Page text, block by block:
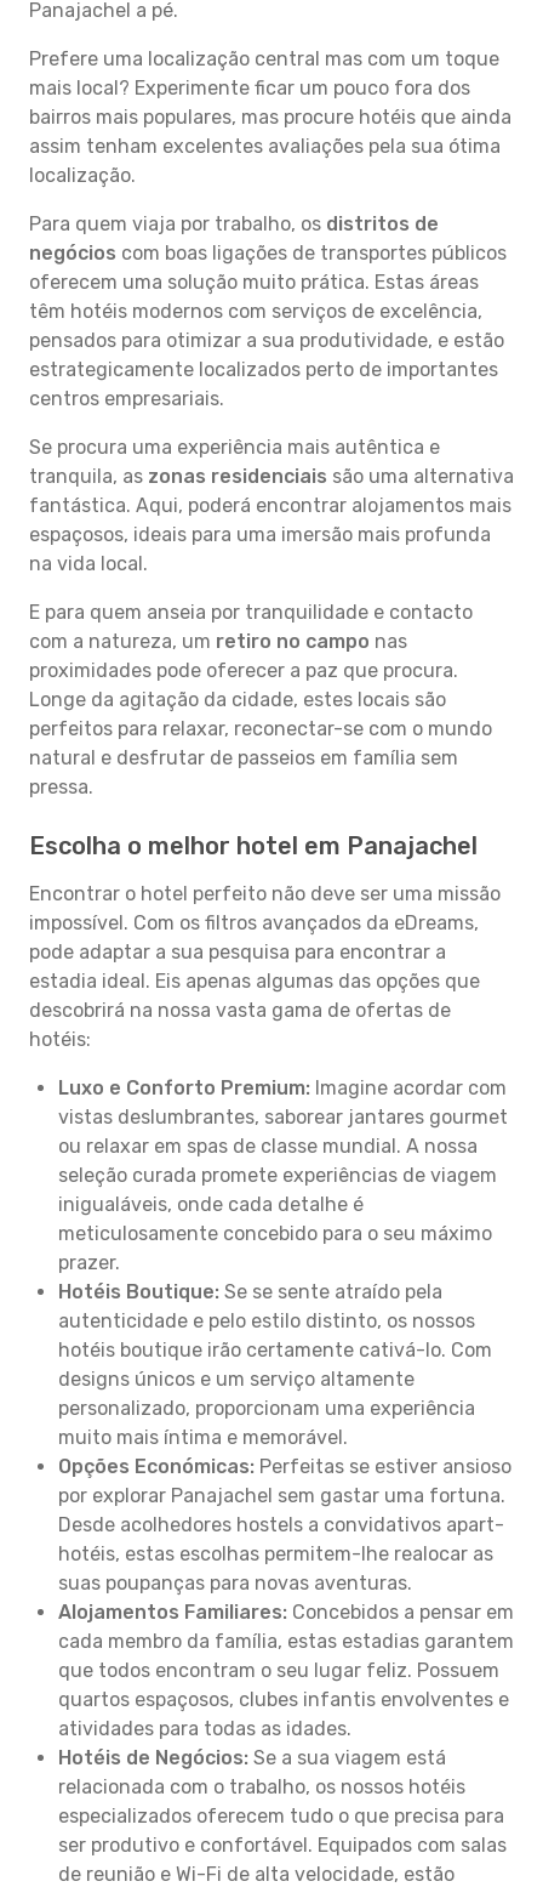
Panajachel a pé.
Prefere uma localização central mas com um toque
mais local? Experimente ficar um pouco fora dos
bairros mais populares, mas procure hotéis que ainda
assim tenham excelentes avaliações pela sua ótima
localização.
Para quem viaja por trabalho, os distritos de
negócios com boas ligações de transportes públicos
oferecem uma solução muito prática. Estas áreas
têm hotéis modernos com serviços de excelência,
pensados para otimizar a sua produtividade, e estão
estrategicamente localizados perto de importantes
centros empresariais.
Se procura uma experiência mais autêntica e
tranquila, as zonas residenciais são uma alternativa
fantástica. Aqui, poderá encontrar alojamentos mais
espaçosos, ideais para uma imersão mais profunda
na vida local.
E para quem anseia por tranquilidade e contacto
com a natureza, um retiro no campo nas
proximidades pode oferecer a paz que procura.
Longe da agitação da cidade, estes locais são
perfeitos para relaxar, reconectar-se com o mundo
natural e desfrutar de passeios em família sem
pressa.
Escolha o melhor hotel em Panajachel
Encontrar o hotel perfeito não deve ser uma missão
impossível. Com os filtros avançados da eDreams,
pode adaptar a sua pesquisa para encontrar a
estadia ideal. Eis apenas algumas das opções que
descobrirá na nossa vasta gama de ofertas de
hotéis:
Luxo e Conforto Premium: Imagine acordar com
vistas deslumbrantes, saborear jantares gourmet
ou relaxar em spas de classe mundial. A nossa
seleção curada promete experiências de viagem
inigualáveis, onde cada detalhe é
meticulosamente concebido para o seu máximo
prazer.
Hotéis Boutique: Se se sente atraído pela
autenticidade e pelo estilo distinto, os nossos
hotéis boutique irão certamente cativá-lo. Com
designs únicos e um serviço altamente
personalizado, proporcionam uma experiência
muito mais íntima e memorável.
Opções Económicas: Perfeitas se estiver ansioso
por explorar Panajachel sem gastar uma fortuna.
Desde acolhedores hostels a convidativos apart-
hotéis, estas escolhas permitem-lhe realocar as
suas poupanças para novas aventuras.
Alojamentos Familiares: Concebidos a pensar em
cada membro da família, estas estadias garantem
que todos encontram o seu lugar feliz. Possuem
quartos espaçosos, clubes infantis envolventes e
atividades para todas as idades.
Hotéis de Negócios: Se a sua viagem está
relacionada com o trabalho, os nossos hotéis
especializados oferecem tudo o que precisa para
ser produtivo e confortável. Equipados com salas
de reunião e Wi-Fi de alta velocidade, estão